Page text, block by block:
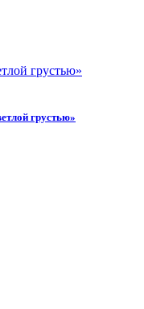
грустью»